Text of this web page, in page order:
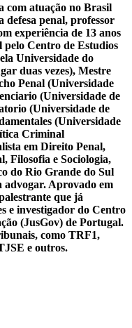
com atuação no Brasil
defesa penal, professor
experiência de 13 anos
Centro de Estudios
Universidade do
duas vezes), Mestre
Penal (Universidade
(Universidade de
(Universidade de
(Universidade
Criminal
em Direito Penal,
Filosofia e Sociologia,
do Rio Grande do Sul
advogar. Aprovado em
que já
e investigador do Centro
(JusGov) de Portugal.
como TRF1,
e outros.